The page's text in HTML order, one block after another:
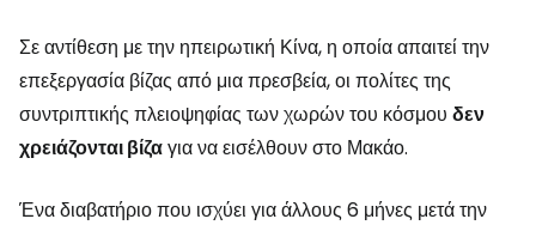
Σε αντίθεση με την ηπειρωτική Κίνα, η οποία απαιτεί την
επεξεργασία βίζας από μια πρεσβεία, οι πολίτες της
συντριπτικής πλειοψηφίας των χωρών του κόσμου δεν
χρειάζονται βίζαγια να εισέλθουν στο Μακάο.
Ένα διαβατήριο που ισχύει για άλλους 6 μήνες μετά την